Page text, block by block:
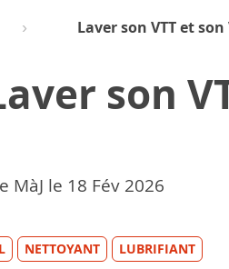
Laver son VTT et
son
MàJ le 18 Fév 2026
NETTOYANT LUBRIFIANT